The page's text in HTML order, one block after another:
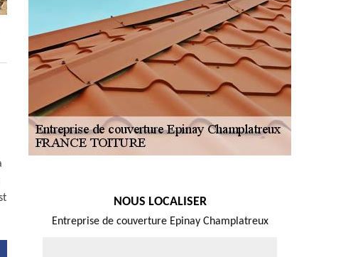
NOUS LOCALISER
Entreprise de couverture Epinay Champlatreux